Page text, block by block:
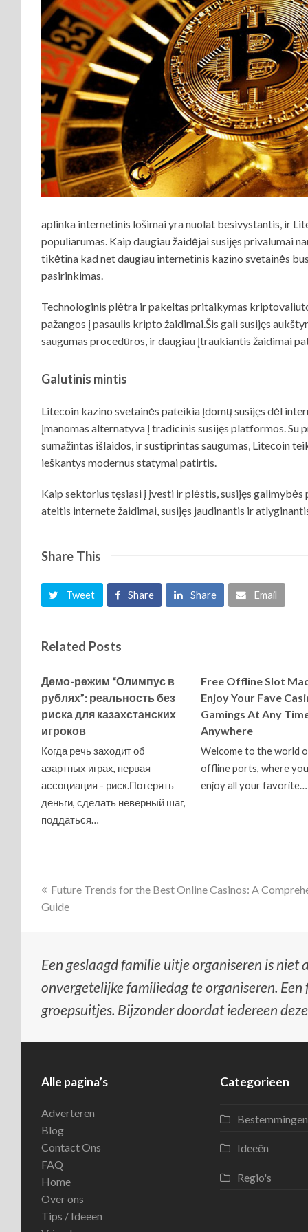
aplinka internetinis lošimai yra nuolat besivystantis, ir
populiarumas. Kaip daugiau žaidėjai susijęs privalumai
tikėtina kad net daugiau internetinis kazino svetainės
pasirinkimas.
Technologinis plėtra ir pakeltas pritaikymas
pažangos į pasaulis kripto žaidimai.Šis gali susijęs
saugumas procedūros, ir daugiau įtraukiantis žaidimai
Galutinis mintis
Litecoin kazino svetainės pateikia įdomų susijęs dėl
įmanomas alternatyva į tradicinis susijęs platformos. Su
sumažintas išlaidos, ir sustiprintas saugumas, Litecoin
ieškantys modernus statymai patirtis.
Kaip sektorius tęsiasi į įvesti ir plėstis, susijęs
ateitis internete žaidimai, susijęs jaudinantis ir
Share This
Tweet Share Share Email
Related Posts
Демо-режим “Олимпус в
рублях”: реальность без
риска для казахстанских
игроков
Когда речь заходит об
азартных играх, первая
ассоциация - риск.Потерять
деньги, сделать неверный шаг,
поддаться…
Free Offline Slot
Enjoy Your Fave
Gamings At Any
Anywhere
Welcome to the world
offline ports, where
enjoy all your favorite…
previous
post:
Future Trends for the Best Online Casinos: A
Guide
Een geslaagd familie uitje organiseren is
onvergetelijke familiedag te organiseren.
groepsuitjes. Bijzonder doordat iedereen
Alle pagina’s
Adverteren
Blog
Contact Ons
FAQ
Home
Over ons
Tips / Ideeen
Categorieen
Bestemmingen
Ideeën
Regio's